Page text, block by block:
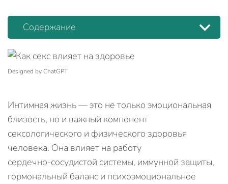
Содержание
Designed by ChatGPT
Интимная жизнь — это не только эмоциональная
близость, но и важный компонент
сексологического и физического здоровья
человека. Она влияет на работу
сердечно‑сосудистой системы, иммунной защиты,
гормональный баланс и психоэмоциональное